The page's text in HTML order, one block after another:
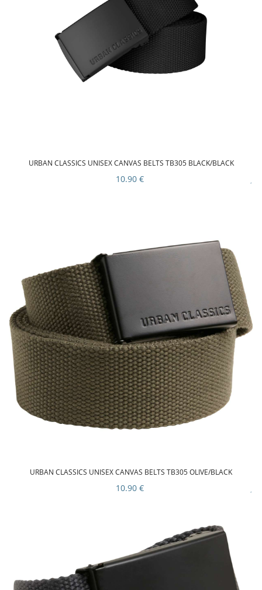
URBAN CLASSICS UNISEX CANVAS BELTS TB305 BLACK/BLACK
10.90 €
URBAN CLASSICS UNISEX CANVAS BELTS TB305 OLIVE/BLACK
10.90 €